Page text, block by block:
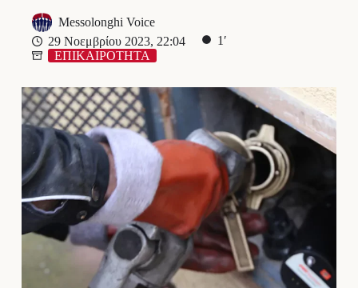
Messolonghi Voice
29 Νοεμβρίου 2023, 22:04
1′
ΕΠΙΚΑΙΡΟΤΗΤΑ